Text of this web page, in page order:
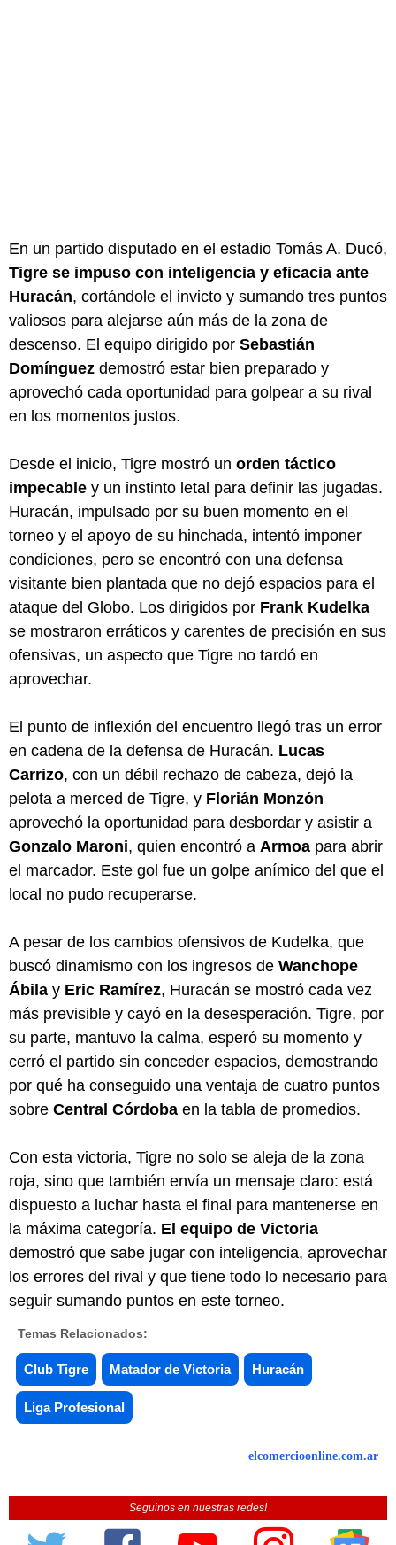
En un partido disputado en el estadio Tomás A. Ducó,
Tigre se impuso con inteligencia y eficacia ante
Huracán, cortándole el invicto y sumando tres puntos
valiosos para alejarse aún más de la zona de
descenso. El equipo dirigido por Sebastián
Domínguez demostró estar bien preparado y
aprovechó cada oportunidad para golpear a su rival
en los momentos justos.
Desde el inicio, Tigre mostró un orden táctico
impecable y un instinto letal para definir las jugadas.
Huracán, impulsado por su buen momento en el
torneo y el apoyo de su hinchada, intentó imponer
condiciones, pero se encontró con una defensa
visitante bien plantada que no dejó espacios para el
ataque del Globo. Los dirigidos por Frank Kudelka
se mostraron erráticos y carentes de precisión en sus
ofensivas, un aspecto que Tigre no tardó en
aprovechar.
El punto de inflexión del encuentro llegó tras un error
en cadena de la defensa de Huracán. Lucas
Carrizo, con un débil rechazo de cabeza, dejó la
pelota a merced de Tigre, y Florián Monzón
aprovechó la oportunidad para desbordar y asistir a
Gonzalo Maroni, quien encontró a Armoa para abrir
el marcador. Este gol fue un golpe anímico del que el
local no pudo recuperarse.
A pesar de los cambios ofensivos de Kudelka, que
buscó dinamismo con los ingresos de Wanchope
Ábila y Eric Ramírez, Huracán se mostró cada vez
más previsible y cayó en la desesperación. Tigre, por
su parte, mantuvo la calma, esperó su momento y
cerró el partido sin conceder espacios, demostrando
por qué ha conseguido una ventaja de cuatro puntos
sobre Central Córdoba en la tabla de promedios.
Con esta victoria, Tigre no solo se aleja de la zona
roja, sino que también envía un mensaje claro: está
dispuesto a luchar hasta el final para mantenerse en
la máxima categoría. El equipo de Victoria
demostró que sabe jugar con inteligencia, aprovechar
los errores del rival y que tiene todo lo necesario para
seguir sumando puntos en este torneo.
Temas Relacionados:
Club Tigre Matador de Victoria Huracán
Liga Profesional
elcomercioonline.com.ar
Seguinos en nuestras redes!